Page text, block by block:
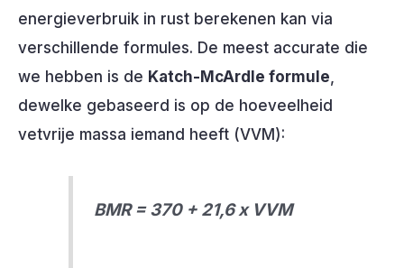
energieverbruik in rust berekenen kan via
verschillende formules. De meest accurate die
we hebben is de Katch-McArdle formule
dewelke gebaseerd is op de hoeveelheid
vetvrije massa iemand heeft (VVM):
BMR = 370 + 21,6 x VVM